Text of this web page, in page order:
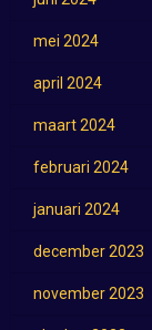
mei 2024
april 2024
maart 2024
februari 2024
januari 2024
december 2023
november 2023